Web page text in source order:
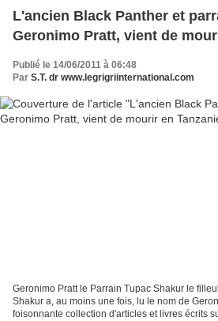
L'ancien Black Panther et
Geronimo Pratt, vient de
Publié le 14/06/2011 à 06:48
Par S.T. dr www.legrigriinternational.com
Geronimo Pratt le Parrain Tupac Shakur le
Shakur a, au moins une fois, lu le nom de
foisonnante collection d'articles et livres écrits